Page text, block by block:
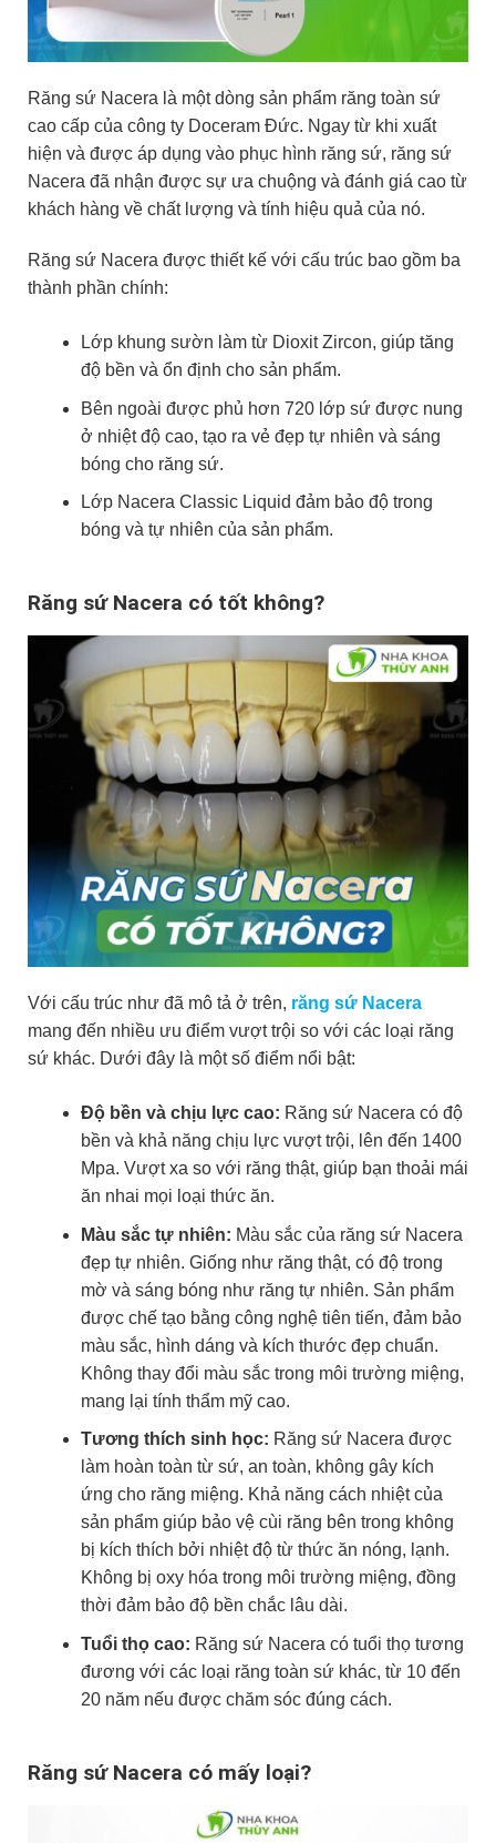
Răng sứ Nacera là một dòng sản phẩm răng toàn sứ
cao cấp của công ty Doceram Đức. Ngay từ khi xuất
hiện và được áp dụng vào phục hình răng sứ, răng sứ
Nacera đã nhận được sự ưa chuộng và đánh giá cao từ
khách hàng về chất lượng và tính hiệu quả của nó.
Răng sứ Nacera được thiết kế với cấu trúc bao gồm ba
thành phần chính:
Lớp khung sườn làm từ Dioxit Zircon, giúp tăng
độ bền và ổn định cho sản phẩm.
Bên ngoài được phủ hơn 720 lớp sứ được nung
ở nhiệt độ cao, tạo ra vẻ đẹp tự nhiên và sáng
bóng cho răng sứ.
Lớp Nacera Classic Liquid đảm bảo độ trong
bóng và tự nhiên của sản phẩm.
Răng sứ Nacera có tốt không?
Với cấu trúc như đã mô tả ở trên, răng sứ Nacera
mang đến nhiều ưu điểm vượt trội so với các loại răng
sứ khác. Dưới đây là một số điểm nổi bật:
Độ bền và chịu lực cao: Răng sứ Nacera có độ
bền và khả năng chịu lực vượt trội, lên đến 1400
Mpa. Vượt xa so với răng thật, giúp bạn thoải mái
ăn nhai mọi loại thức ăn.
Màu sắc tự nhiên: Màu sắc của răng sứ Nacera
đẹp tự nhiên. Giống như răng thật, có độ trong
mờ và sáng bóng như răng tự nhiên. Sản phẩm
được chế tạo bằng công nghệ tiên tiến, đảm bảo
màu sắc, hình dáng và kích thước đẹp chuẩn.
Không thay đổi màu sắc trong môi trường miệng,
mang lại tính thẩm mỹ cao.
Tương thích sinh học: Răng sứ Nacera được
làm hoàn toàn từ sứ, an toàn, không gây kích
ứng cho răng miệng. Khả năng cách nhiệt của
sản phẩm giúp bảo vệ cùi răng bên trong không
bị kích thích bởi nhiệt độ từ thức ăn nóng, lạnh.
Không bị oxy hóa trong môi trường miệng, đồng
thời đảm bảo độ bền chắc lâu dài.
Tuổi thọ cao: Răng sứ Nacera có tuổi thọ tương
đương với các loại răng toàn sứ khác, từ 10 đến
20 năm nếu được chăm sóc đúng cách.
Răng sứ Nacera có mấy loại?